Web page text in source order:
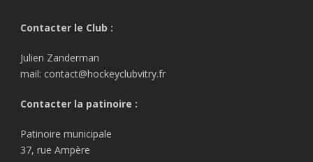
Contacter le Club :
Julien Zanderman
mail: contact@hockeyclubvitry.fr
Contacter la patinoire :
Patinoire municipale
37, rue Ampère